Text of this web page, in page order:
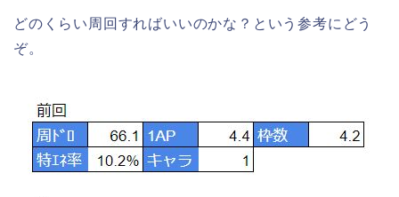
どのくらい周回すればいいのかな？という参考にどう
ぞ。